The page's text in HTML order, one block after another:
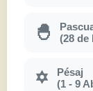
🐣
(28 de
✡
Pésaj
(1 - 9